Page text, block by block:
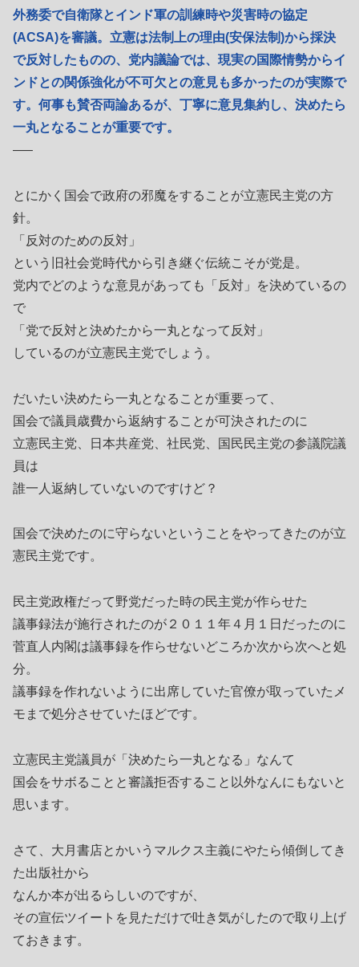
外務委で自衛隊とインド軍の訓練時や災害時の協定
(ACSA)を審議。立憲は法制上の理由(安保法制)から採決
で反対したものの、党内議論では、現実の国際情勢からイ
ンドとの関係強化が不可欠との意見も多かったのが実際で
す。何事も賛否両論あるが、丁寧に意見集約し、決めたら
一丸となることが重要です。
—–
とにかく国会で政府の邪魔をすることが立憲民主党の方
針。
「反対のための反対」
という旧社会党時代から引き継ぐ伝統こそが党是。
党内でどのような意見があっても「反対」を決めているの
で
「党で反対と決めたから一丸となって反対」
しているのが立憲民主党でしょう。
だいたい決めたら一丸となることが重要って、
国会で議員歳費から返納することが可決されたのに
立憲民主党、日本共産党、社民党、国民民主党の参議院議
員は
誰一人返納していないのですけど？
国会で決めたのに守らないということをやってきたのが立
憲民主党です。
民主党政権だって野党だった時の民主党が作らせた
議事録法が施行されたのが２０１１年４月１日だったのに
菅直人内閣は議事録を作らせないどころか次から次へと処
分。
議事録を作れないように出席していた官僚が取っていたメ
モまで処分させていたほどです。
立憲民主党議員が「決めたら一丸となる」なんて
国会をサボることと審議拒否すること以外なんにもないと
思います。
さて、大月書店とかいうマルクス主義にやたら傾倒してき
た出版社から
なんか本が出るらしいのですが、
その宣伝ツイートを見ただけで吐き気がしたので取り上げ
ておきます。